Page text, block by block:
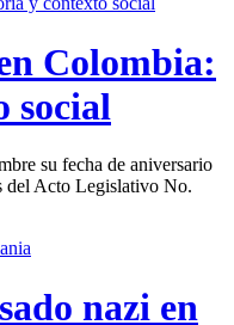
Colombia:
social
su fecha de aniversario
del Acto Legislativo No.
nazi en